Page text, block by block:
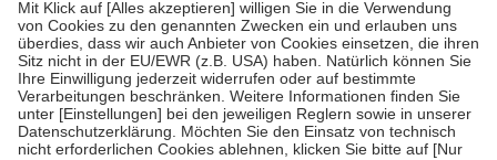
fallenkeine Zuzahlungenan bei:
• Kindern und Jugendlichen bis zum vollendeten 18. Lebensjahr
mit Ausnahme der Fahrkosten
• Untersuchungen zur Vorsorge und Früherkennung, die von der
GKV getragen werden
• empfohlenen Schutzimpfungen
• Harn- und Blutteststreifen